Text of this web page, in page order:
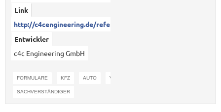
Link
http://c4cengineering.de/refer...
Entwickler
c4c Engineering GmbH
FORMULARE KFZ AUTO VERSICHERUNG
SACHVERSTÄNDIGER